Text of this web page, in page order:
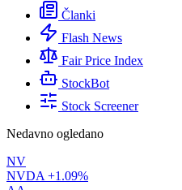
Članki
Flash News
Fair Price Index
StockBot
Stock Screener
Nedavno ogledano
NV
NVDA +1.09%